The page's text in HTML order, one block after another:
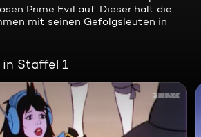
Prime Evil auf. Dieser hält die
mit seinen Gefolgsleuten in
Staffel 1